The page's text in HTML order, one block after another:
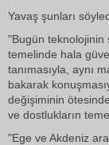
Yavaş şunları
"Bugün teknolojinin
temelinde hala
tanımasıyla, aynı
bakarak
değişiminin
ve dostlukların
"Ege ve Akdeniz